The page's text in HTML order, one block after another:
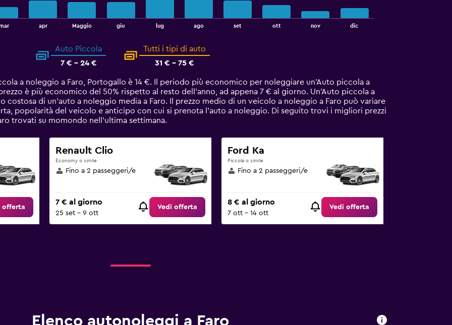
apr Maggio giu lug ago set ott nov dic
Auto Piccola
7 € - 24 €
Tutti i tipi di auto
31 € - 75 €
a noleggio a Faro, Portogallo è 14 €. Il periodo più economico per noleggiare un'Auto piccola a
è più economico del 50% rispetto al resto dell'anno, ad appena 7 € al giorno. Un'Auto piccola a
costosa di un'auto a noleggio media a Faro. Il prezzo medio di un veicolo a noleggio a Faro può variare
popolarità del veicolo e anticipo con cui si prenota l'auto a noleggio. Di seguito trovi i migliori prezzi
trovati su momondo nell'ultima settimana.
offerta
Renault Clio
Economy o simile
Fino a 2 passeggeri/e
7 € al giorno
25 set - 9 ott
Vedi offerta
Ford Ka
Piccola o simile
Fino a 2 passeggeri/e
8 € al giorno
7 ott - 14 ott
Vedi offerta
Elenco autonoleggi a Faro